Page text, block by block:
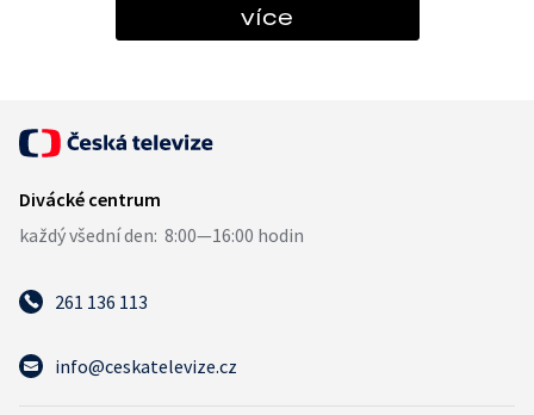
více
261 136 113
info@ceskatelevize.cz